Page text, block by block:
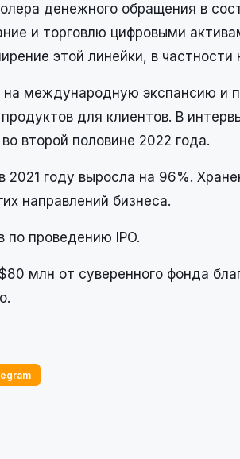
денежного обращения в
и торговлю цифровыми
этой линейки, в частности
международную экспансию и
для клиентов. В
второй половине 2022 года.
году выросла на 96%.
направлений бизнеса.
по проведению IPO.
млн от суверенного фонда